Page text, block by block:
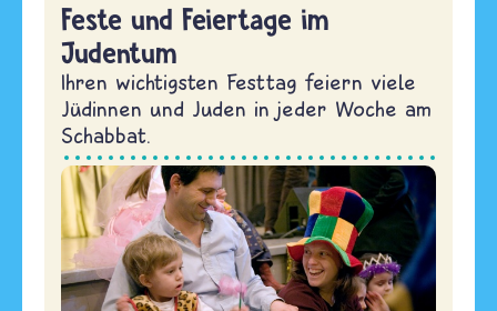
Feste und Feiertage im
Judentum
Ihren wichtigsten Festtag feiern viele
Jüdinnen und Juden in jeder Woche am
Schabbat.